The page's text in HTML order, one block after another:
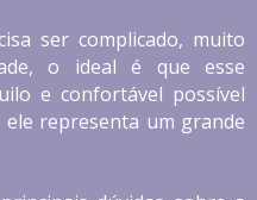
ser complicado, muito
o ideal é que esse
e confortável possível
representa um grande